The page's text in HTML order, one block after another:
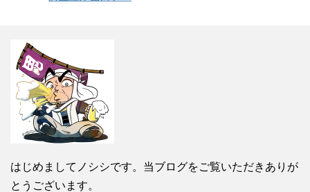
はじめましてノシシです。当ブログをご覧いただきありが
とうございます。